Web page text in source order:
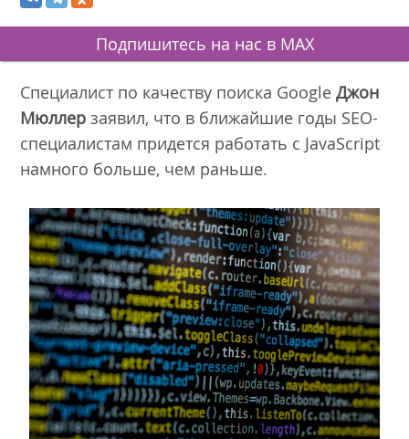
Подпишитесь на нас в MAX
Специалист по качеству поиска GoogleДжон
Мюллер заявил, что в ближайшие годы SEO-
специалистам придется работать с JavaScript
намного больше, чем раньше.